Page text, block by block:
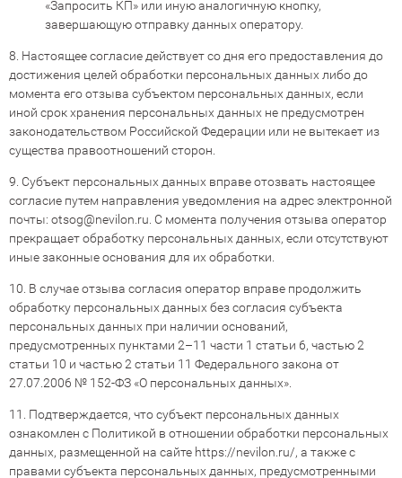
«Запросить КП» или иную аналогичную кнопку,
завершающую отправку данных оператору.
8. Настоящее согласие действует со дня его предоставления до
достижения целей обработки персональных данных либо до
момента его отзыва субъектом персональных данных, если
иной срок хранения персональных данных не предусмотрен
законодательством Российской Федерации или не вытекает из
существа правоотношений сторон.
9. Субъект персональных данных вправе отозвать настоящее
согласие путем направления уведомления на адрес электронной
почты: otsog@nevilon.ru . С момента получения отзыва оператор
прекращает обработку персональных данных, если отсутствуют
иные законные основания для их обработки.
10. В случае отзыва согласия оператор вправе продолжить
обработку персональных данных без согласия субъекта
персональных данных при наличии оснований,
предусмотренных пунктами 2–11 части 1 статьи 6, частью 2
статьи 10 и частью 2 статьи 11 Федерального закона от
27.07.2006 № 152-ФЗ «О персональных данных».
11. Подтверждается, что субъект персональных данных
ознакомлен с Политикой в отношении обработки персональных
данных, размещенной на сайте https://nevilon.ru/, а также с
правами субъекта персональных данных, предусмотренными